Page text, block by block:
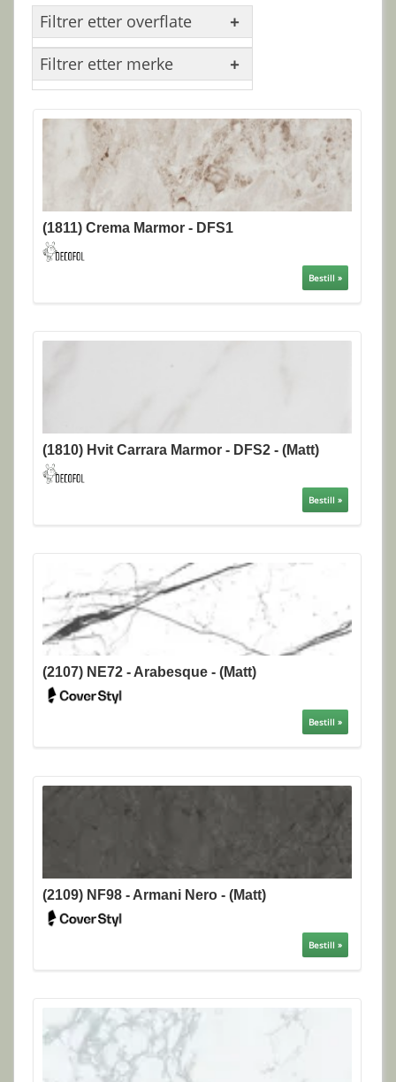
Filtrer etter overflate
Filtrer etter merke
(1811) Crema Marmor - DFS1
Bestill »
(1810) Hvit Carrara Marmor - DFS2 - (Matt)
Bestill »
(2107) NE72 - Arabesque - (Matt)
Bestill »
(2109) NF98 - Armani Nero - (Matt)
Bestill »